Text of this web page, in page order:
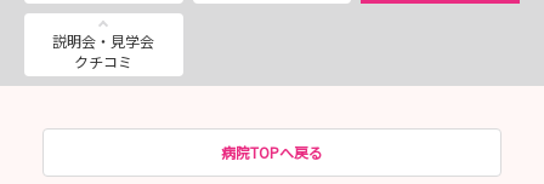
説明会・見学会
クチコミ
病院TOPへ戻る